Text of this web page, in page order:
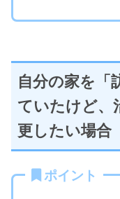
自分の家を「
ていたけど、
更したい場合
ポイント